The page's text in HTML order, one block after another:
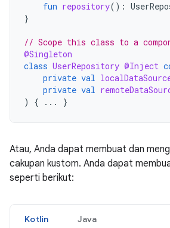
fun repository():
}
// Scope this class to a
@Singleton
class UserRepository @Inject
private val
private val
)
{ ... }
Atau, Anda dapat membuat dan
cakupan kustom. Anda dapat
seperti berikut:
Kotlin Java